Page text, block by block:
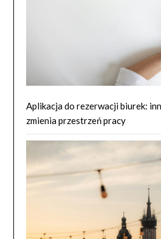
Aplikacja do rezerwacji biurek:
zmienia przestrzeń pracy